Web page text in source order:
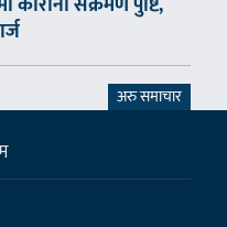
अरु समाचार